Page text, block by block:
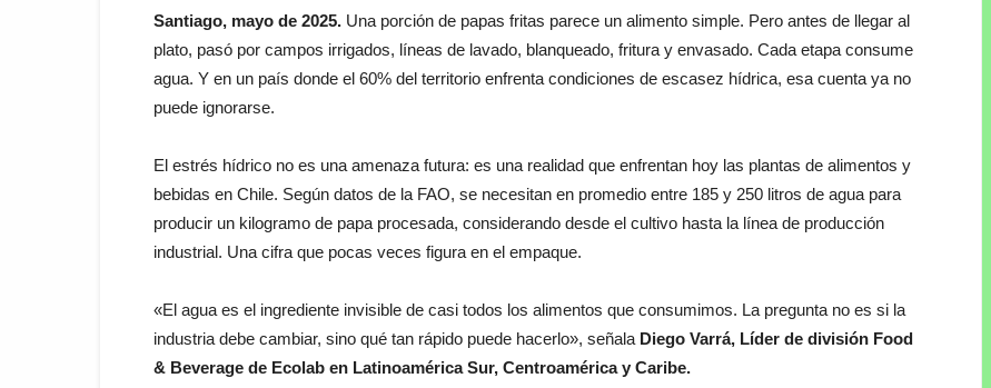
Santiago, mayo de 2025. Una porción de papas fritas parece un alimento simple. Pero antes de llegar al
plato, pasó por campos irrigados, líneas de lavado, blanqueado, fritura y envasado. Cada etapa consume
agua. Y en un país donde el 60% del territorio enfrenta condiciones de escasez hídrica, esa cuenta ya no
puede ignorarse.
El estrés hídrico no es una amenaza futura: es una realidad que enfrentan hoy las plantas de alimentos y
bebidas en Chile. Según datos de la FAO, se necesitan en promedio entre 185 y 250 litros de agua para
producir un kilogramo de papa procesada, considerando desde el cultivo hasta la línea de producción
industrial. Una cifra que pocas veces figura en el empaque.
«El agua es el ingrediente invisible de casi todos los alimentos que consumimos. La pregunta no es si la
industria debe cambiar, sino qué tan rápido puede hacerlo», señala Diego Varrá, Líder de división Food
& Beverage de Ecolab en Latinoamérica Sur, Centroamérica y Caribe.